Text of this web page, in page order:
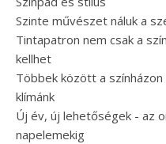
Szinte művészet náluk a
Tintapatron nem csak a
kellhet
Többek között a
klímánk
Új év, új lehetőségek - az
napelemekig